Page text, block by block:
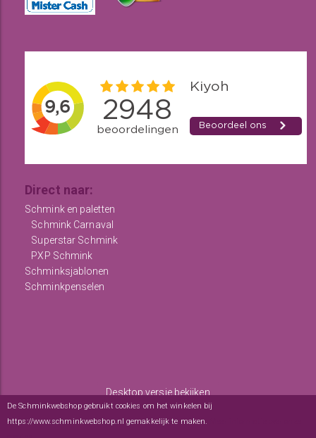
Direct naar:
Schmink en paletten
Schmink Carnaval
Superstar Schmink
PXP Schmink
Schminksjablonen
Schminkpenselen
Desktop versie bekijken
De Schminkwebshop gebruikt cookies om het winkelen bij
https://www.schminkwebshop.nl gemakkelijk te maken.